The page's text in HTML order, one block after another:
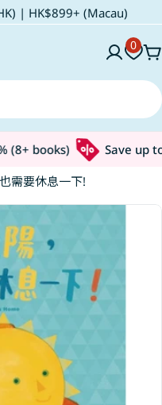
| HK$899+ (Macau)
0
books)
Save up to
需要休息一下!